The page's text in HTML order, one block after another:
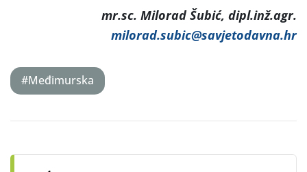
mr.sc. Milorad Šubić, dipl.inž.agr.
milorad.subic@savjetodavna.hr
#Međimurska
navigation